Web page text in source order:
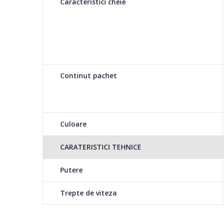
Ai 5 trepte de control al vitezei si functia „Turbo” care
maxima de rotatie, fiind de folos in special atunci cand
putin, prelungind durata de viata a aparatului.
Continut pachet
Culoare
CARATERISTICI TEHNICE
Putere
Trepte de viteza